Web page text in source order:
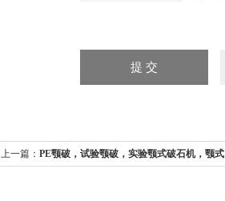
上一篇： PE颚破，试验颚破，实验颚式破石机，颚式